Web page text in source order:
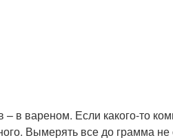
в вареном. Если какого-то
Вымерять все до грамма не